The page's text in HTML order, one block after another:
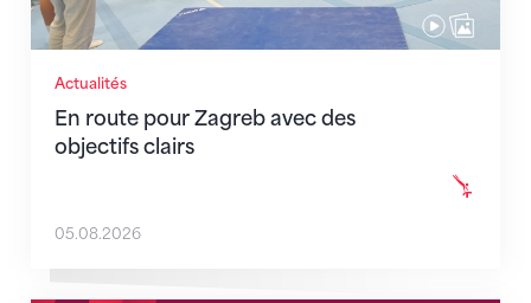
Actualités
En route pour Zagreb avec des
objectifs clairs
05.08.2026